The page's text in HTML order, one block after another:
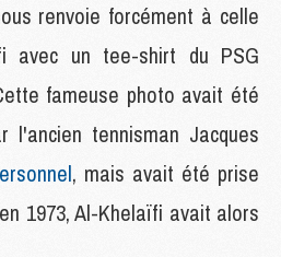
renvoie forcément à celle
avec un tee-shirt du PSG
fameuse photo avait été
l'ancien tennisman Jacques
, mais avait été prise
1973, Al-Khelaïfi avait alors